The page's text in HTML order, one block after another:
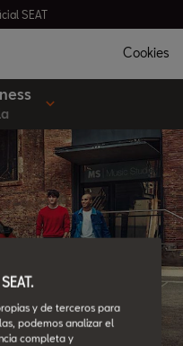
SEAT
Cookies
y de terceros para
podemos analizar el
completa y